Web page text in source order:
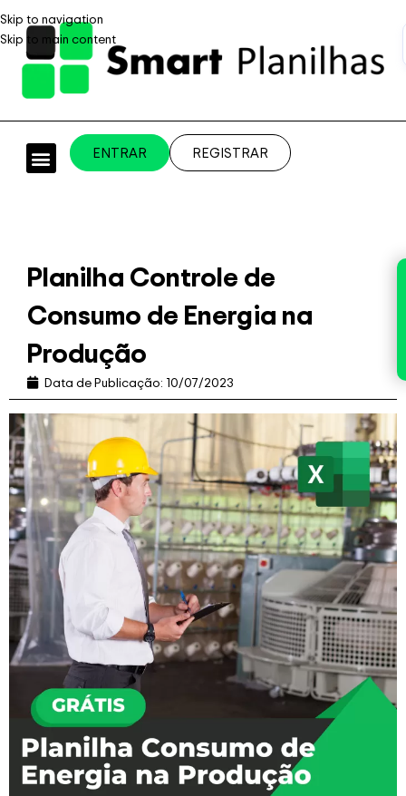
Skip to navigation
Skip to main content
ENTRAR REGISTRAR
Planilha Controle de
Consumo de Energia na
Produção
Data de Publicação: 10/07/2023